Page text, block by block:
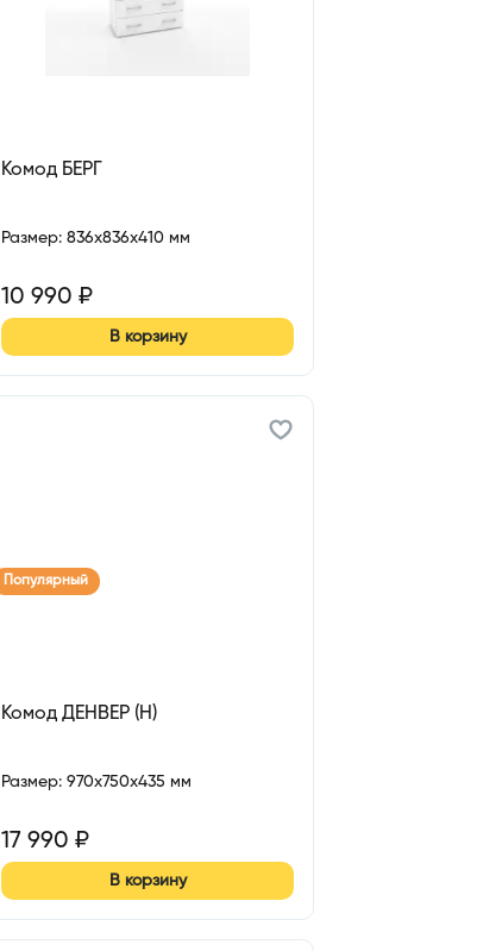
Комод БЕРГ
Размер: 836x836x410 мм
10 990 ₽
В корзину
Популярный
Комод ДЕНВЕР (Н)
Размер: 970x750x435 мм
17 990 ₽
В корзину